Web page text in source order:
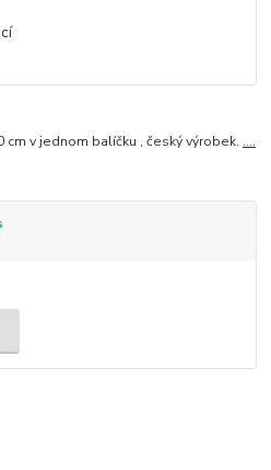
cm v jednom balíčku , český výrobek. ....